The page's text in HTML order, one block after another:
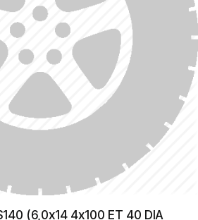
(6,0х14 4x100 ET 40 DIA